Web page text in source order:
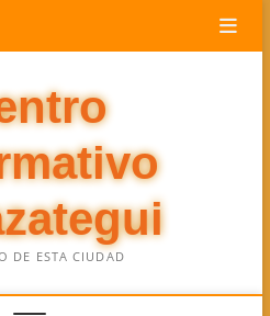
DE ESTA CIUDAD